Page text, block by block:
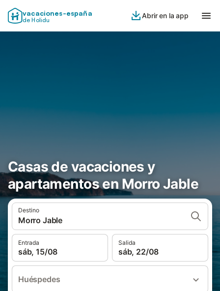
vacaciones-españa
de Holidu
Abrir en la app
Casas de vacaciones y
apartamentos en Morro Jable
Destino
Morro Jable
Entrada
sáb, 15/08
Salida
sáb, 22/08
Huéspedes